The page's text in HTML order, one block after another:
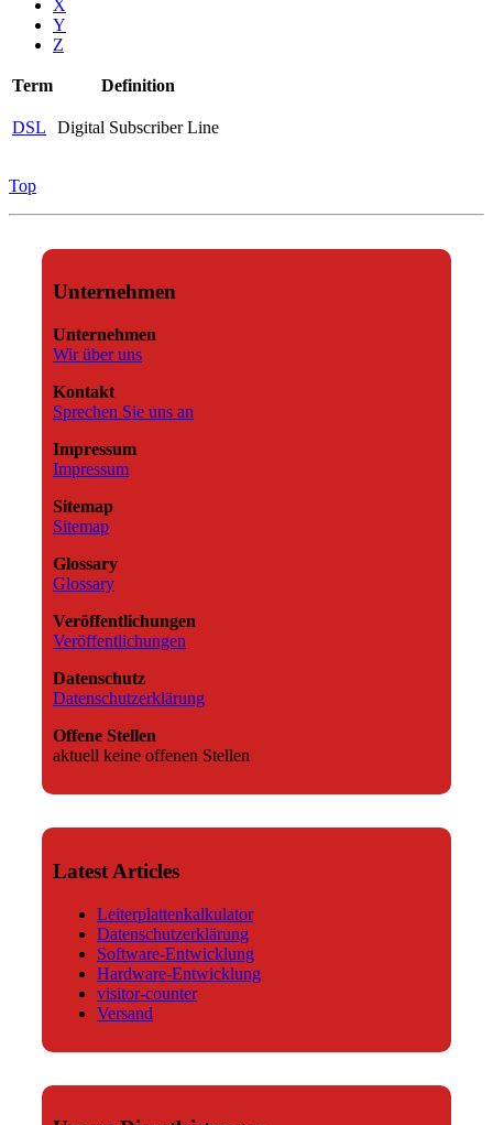
X
Y
Z
Term Definition
DSL Digital Subscriber Line
Top
Unternehmen
Unternehmen
Wir über uns
Kontakt
Sprechen Sie uns an
Impressum
Impressum
Sitemap
Sitemap
Glossary
Glossary
Veröffentlichungen
Veröffentlichungen
Datenschutz
Datenschutzerklärung
Offene Stellen
aktuell keine offenen Stellen
Latest Articles
Leiterplattenkalkulator
Datenschutzerklärung
Software-Entwicklung
Hardware-Entwicklung
visitor-counter
Versand